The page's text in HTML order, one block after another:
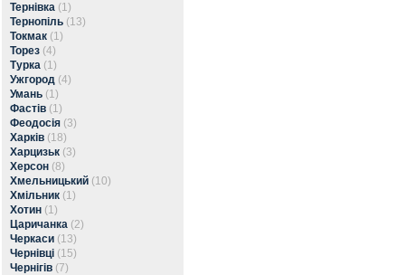
Тернівка (1)
Тернопіль (13)
Токмак (1)
Торез (4)
Турка (1)
Ужгород (4)
Умань (1)
Фастів (1)
Феодосія (3)
Харків (18)
Харцизьк (3)
Херсон (8)
Хмельницький (10)
Хмільник (1)
Хотин (1)
Царичанка (2)
Черкаси (13)
Чернівці (15)
Чернігів (7)